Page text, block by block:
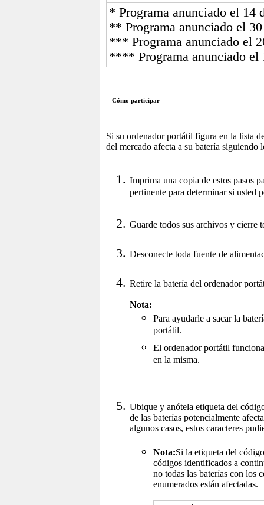
* Programa anunciado el 14
** Programa anunciado el
*** Programa anunciado el
**** Programa anunciado el
Cómo participar
Si su ordenador portátil figura en la lista
del mercado afecta a su batería siguiendo
Imprima una copia de estos pasos
pertinente para determinar si usted
Guarde todos sus archivos y cierre
Desconecte toda fuente de
Retire la batería del ordenador
Nota:
Para ayudarle a sacar la
portátil.
El ordenador portátil
en la misma.
Ubique y anótela etiqueta del
de las baterías potencialmente
algunos casos, estos caracteres
Nota:Si la etiqueta del
códigos identificados a
no todas las baterías con los
enumerados están afectadas.